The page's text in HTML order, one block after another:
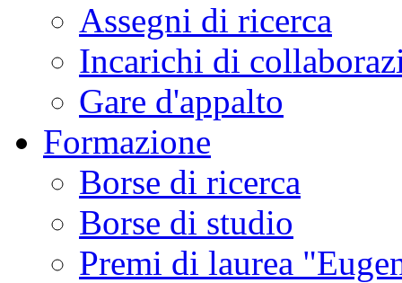
Assegni di ricerca
Incarichi di
Gare d'appalto
Formazione
Borse di ricerca
Borse di studio
Premi di laurea